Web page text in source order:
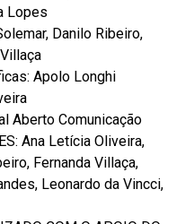
Lopes
Danilo Ribeiro,
Apolo Longhi
Aberto Comunicação
Ana Letícia Oliveira,
Fernanda Villaça,
Leonardo da Vincci,